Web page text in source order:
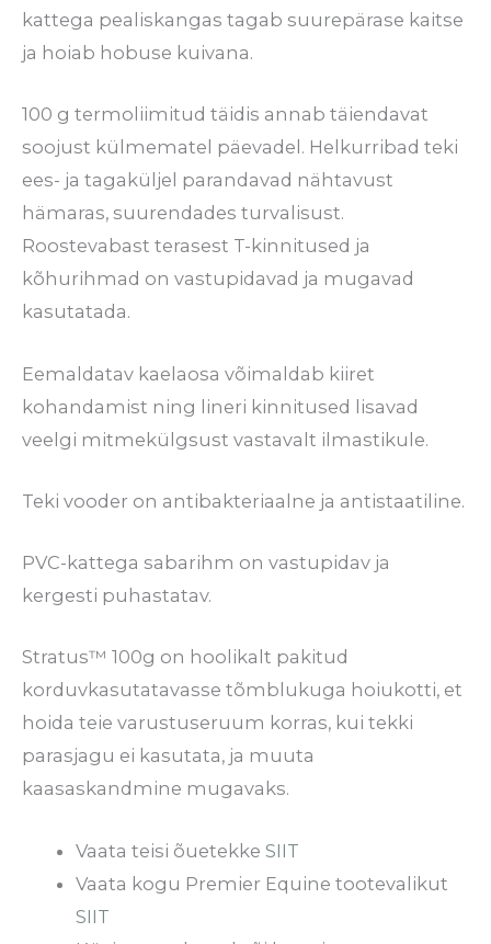
kattega pealiskangas tagab suurepärase kaitse
ja hoiab hobuse kuivana.
100 g termoliimitud täidis annab täiendavat
soojust külmematel päevadel. Helkurribad teki
ees- ja tagaküljel parandavad nähtavust
hämaras, suurendades turvalisust.
Roostevabast terasest T-kinnitused ja
kõhurihmad on vastupidavad ja mugavad
kasutatada.
Eemaldatav kaelaosa võimaldab kiiret
kohandamist ning lineri kinnitused lisavad
veelgi mitmekülgsust vastavalt ilmastikule.
Teki vooder on antibakteriaalne ja antistaatiline.
PVC-kattega sabarihm on vastupidav ja
kergesti puhastatav.
Stratus™ 100g on hoolikalt pakitud
korduvkasutatavasse tõmblukuga hoiukotti, et
hoida teie varustuseruum korras, kui tekki
parasjagu ei kasutata, ja muuta
kaasaskandmine mugavaks.
Vaata teisi õuetekkeSIIT
Vaata kogu Premier Equine tootevalikut
SIIT